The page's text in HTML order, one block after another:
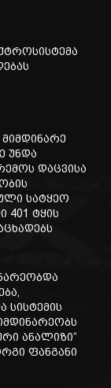
უნდა
დაცვისა
სატყეო
401 ტყის
სისტემის
ანალიზი“
ფანგანი